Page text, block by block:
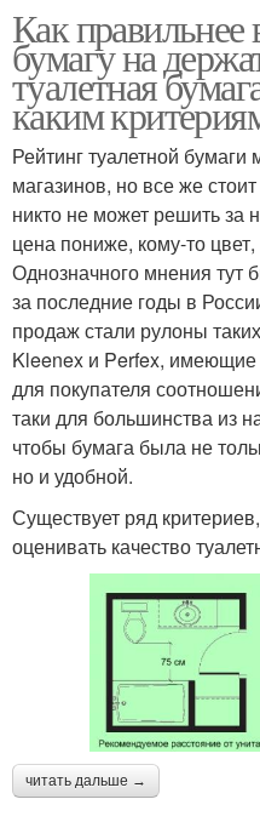
Как
бумагу на
туалетная
каким
Рейтинг туалетной
магазинов, но все же
никто не может решить за
цена пониже, кому-то цвет,
Однозначного мнения тут
за последние годы в
продаж стали рулоны
Kleenex и Perfex,
для покупателя
таки для большинства из
чтобы бумага была не
но и удобной.
Существует ряд
оценивать качество
читать дальше →